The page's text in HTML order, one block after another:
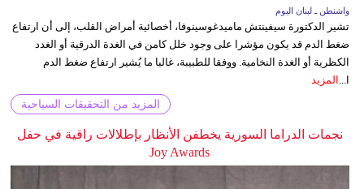
واشنطن ـ لبنان اليوم
تشير الدكتورة سيفينتش ماميدغوسينوفا، أخصائية أمراض القلب، إلى أن ارتفاع
ضغط الدم قد يكون مؤشرا على وجود خلل كامن في الغدة الدرقية أو الغدد
الكظرية أو الغدة النخامية. ووفقا للطبيبة، غالبا ما يُشير ارتفاع ضغط الدم
ا... المزيد
المزيد من التحقيقات السياحية
نجمات الدراما السورية يخطفن الأنظار بإطلالات راقية في حفل
Joy Awards